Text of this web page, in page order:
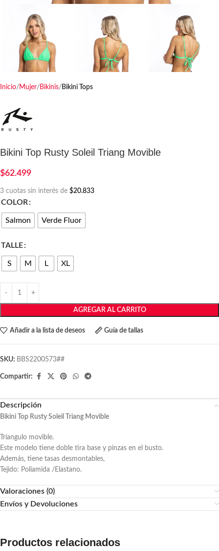
Inicio Mujer Bikinis Bikini Tops
Bikini Top Rusty Soleil Triang Movible
$62.499
3 cuotas sin interés de $20.833
COLOR
Salmon Verde Fluor
TALLE
S M L XL
AGREGAR AL CARRITO
Añadir a la lista de deseos Guía de tallas
SKU: BBS2200573##
Compartir:
Descripción
Bikini Top Rusty Soleil Triang Movible
Tríangulo movible.
Este modelo tiene doble tira base y pinzas en el busto.
Además, tiene tasas desmontables,
Tejido: Poliamida /Elastano.
Valoraciones (0)
Envíos y Devoluciones
Productos relacionados